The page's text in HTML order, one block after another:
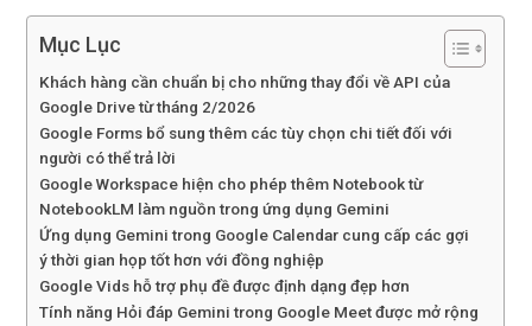
Mục Lục
Khách hàng cần chuẩn bị cho những thay đổi về API của
Google Drive từ tháng 2/2026
Google Forms bổ sung thêm các tùy chọn chi tiết đối với
người có thể trả lời
Google Workspace hiện cho phép thêm Notebook từ
NotebookLM làm nguồn trong ứng dụng Gemini
Ứng dụng Gemini trong Google Calendar cung cấp các gợi
ý thời gian họp tốt hơn với đồng nghiệp
Google Vids hỗ trợ phụ đề được định dạng đẹp hơn
Tính năng Hỏi đáp Gemini trong Google Meet được mở rộng